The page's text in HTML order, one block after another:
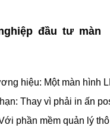
đầu tư màn
hiệu: Một màn hình
Thay vì phải in ấn
phần mềm quản lý